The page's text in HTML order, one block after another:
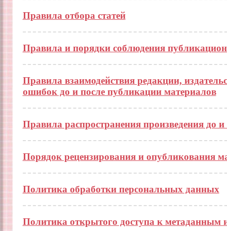
Правила отбора статей
Правила и порядки соблюдения
Правила взаимодействия редакции,
ошибок до и после публикации материалов
Правила распространения произведения до
Порядок рецензирования и опубликования
Политика обработки персональных данных
Политика открытого доступа к метаданным